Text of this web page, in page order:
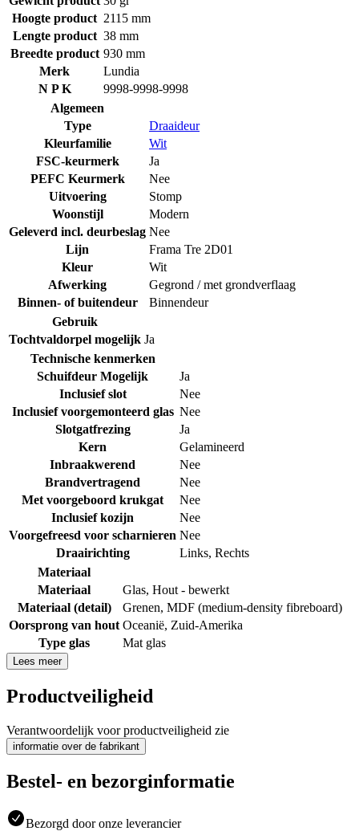
Hoogte product 2115 mm
Lengte product 38 mm
Breedte product 930 mm
Merk
Lundia
N P K
9998-9998-9998
Algemeen
Type
Draaideur
Kleurfamilie
Wit
FSC-keurmerk
Ja
PEFC Keurmerk
Nee
Uitvoering
Stomp
Woonstijl
Modern
Geleverd incl. deurbeslag Nee
Lijn
Frama Tre 2D01
Kleur
Wit
Afwerking
Gegrond / met grondverflaag
Binnen- of buitendeur
Binnendeur
Gebruik
Tochtvaldorpel mogelijk Ja
Technische kenmerken
Schuifdeur Mogelijk
Ja
Inclusief slot
Nee
Inclusief voorgemonteerd glas Nee
Slotgatfrezing
Ja
Kern
Gelamineerd
Inbraakwerend
Nee
Brandvertragend
Nee
Met voorgeboord krukgat
Nee
Inclusief kozijn
Nee
Voorgefreesd voor scharnieren Nee
Draairichting
Links, Rechts
Materiaal
Materiaal
Glas, Hout - bewerkt
Materiaal (detail)
Grenen, MDF (medium-density fibreboard)
Oorsprong van hout Oceanië, Zuid-Amerika
Type glas
Mat glas
Lees meer
Productveiligheid
Verantwoordelijk voor productveiligheid zie
informatie over de fabrikant
Bestel- en bezorginformatie
Bezorgd door onze leverancier